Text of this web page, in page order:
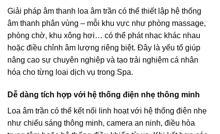
Giải pháp âm thanh loa âm trần có thể thiết lập hệ thống
âm thanh phân vùng – mỗi khu vực như phòng massage,
phòng chờ, khu xông hơi… có thể phát nhạc khác nhau
hoặc điều chỉnh âm lượng riêng biệt. Đây là yếu tố giúp
nâng cao sự chuyên nghiệp và tạo trải nghiệm cá nhân
hóa cho từng loại dịch vụ trong Spa.
Dễ dàng tích hợp với hệ thống điện nhẹ thông minh
Loa âm trần có thể kết nối linh hoạt với hệ thống điện nhẹ
như chiếu sáng thông minh, camera an ninh, điều hòa